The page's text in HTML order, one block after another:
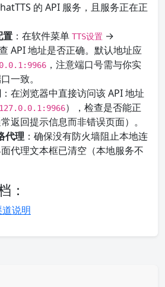
的 API 服务，且服务正在正
置 ：在软件菜单 TTS设置 →
API 地址是否正确。默认地址应
，注意端口号需与你实
一致。
：在浏览器中直接访问该 API 地址
），检查是否能正
返回提示信息而非错误页面）。
代理 ：确保没有防火墙阻止本地连
代理文本框已清空（本地服务不
：
说明